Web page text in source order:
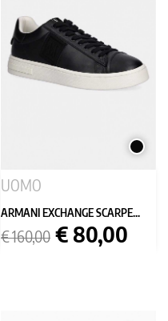
NERO
UOMO
ARMANI EXCHANGE SCARPE...
Prezzo
base
€ 160,00 Prezzo
€ 80,00